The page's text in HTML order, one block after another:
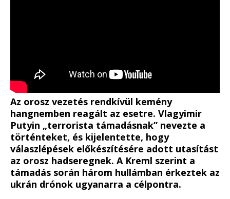
Az orosz vezetés rendkívül kemény
hangnemben reagált az esetre. Vlagyimir
Putyin „terrorista támadásnak” nevezte a
történteket, és kijelentette, hogy
válaszlépések előkészítésére adott utasítást
az orosz hadseregnek. A Kreml szerint a
támadás során három hullámban érkeztek az
ukrán drónok ugyanarra a célpontra.